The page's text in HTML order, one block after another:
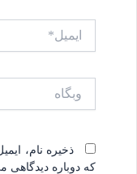
ذخیره نام،
که دوباره دیدگاهی